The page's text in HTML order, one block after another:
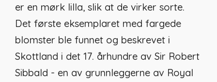
er en mørk lilla, slik at de virker sorte.
Det første eksemplaret med fargede
blomster ble funnet og beskrevet i
Skottland i det 17. århundre av Sir Robert
Sibbald - en av grunnleggerne av Royal